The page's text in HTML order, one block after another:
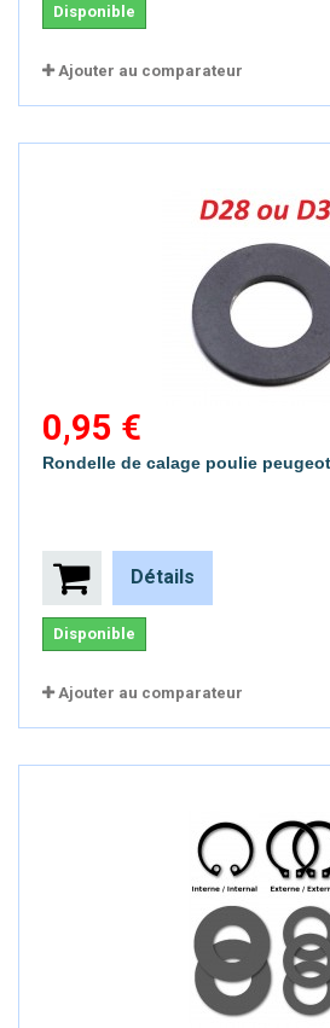
Disponible
Ajouter au comparateur
0,95 €
Rondelle de calage poulie
Détails
Disponible
Ajouter au comparateur